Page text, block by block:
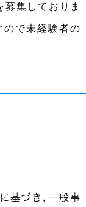
集しておりま
ので未経験者の
基づき、一般事